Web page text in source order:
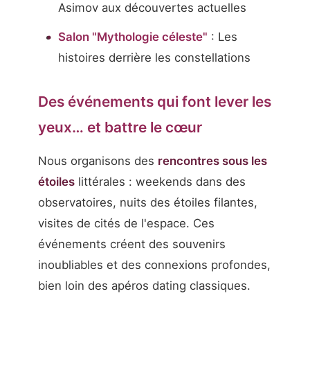
Asimov aux découvertes actuelles
Salon "Mythologie céleste" : Les
histoires derrière les constellations
Des événements qui font lever les
yeux… et battre le cœur
Nous organisons des rencontres sous les
étoiles littérales : weekends dans des
observatoires, nuits des étoiles filantes,
visites de cités de l'espace. Ces
événements créent des souvenirs
inoubliables et des connexions profondes,
bien loin des apéros dating classiques.